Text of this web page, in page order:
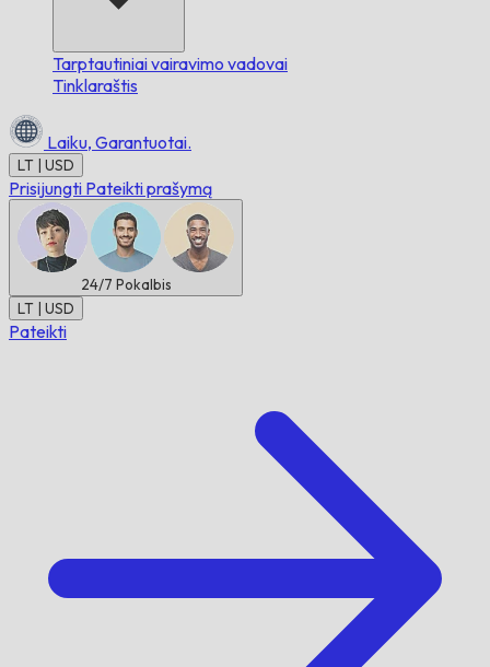
Tarptautiniai vairavimo vadovai
Tinklaraštis
Laiku, Garantuotai.
LT | USD
Prisijungti Pateikti prašymą
24/7 Pokalbis
LT | USD
Pateikti